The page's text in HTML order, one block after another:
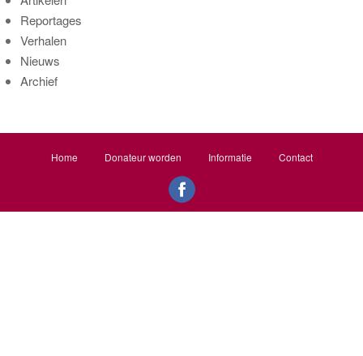
Reportages
Verhalen
Nieuws
Archief
Home Donateur worden Informatie Contact